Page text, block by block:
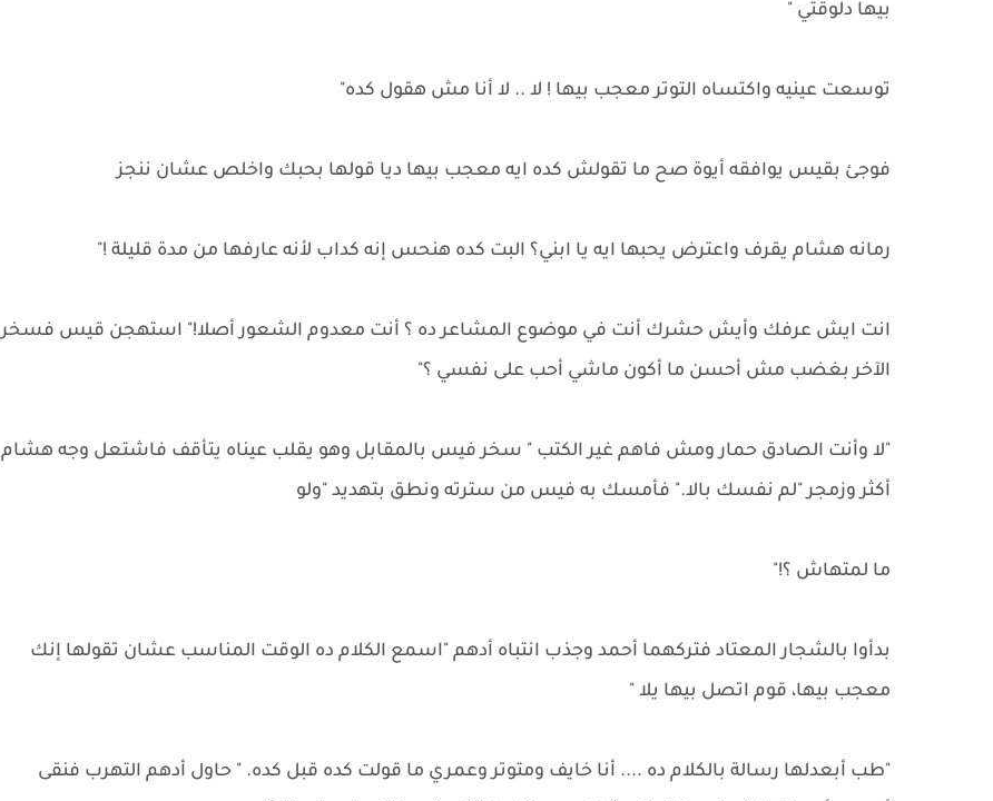
بيها دلوقتي "
توسعت عينيه واكتساه التوتر معجب بيها ! لا .. لا أنا مش هقول كده"
فوجئ بقيس يوافقه أيوة صح ما تقولش كده ايه معجب بيها ديا قولها بحبك واخلص عشان ننجز
رمانه هشام يقرف واعترض يحبها ايه يا ابني؟ البت كده هنحس إنه كداب لأنه عارفها من مدة قليلة !"
انت ايش عرفك وأيش حشرك أنت في موضوع المشاعر ده ؟ أنت معدوم الشعور أصلا!" استهجن قيس فسخر
الآخر بغضب مش أحسن ما أكون ماشي أحب على نفسي ؟"
"لا وأنت الصادق حمار ومش فاهم غير الكتب " سخر فيس بالمقابل وهو يقلب عيناه يتأقف فاشتعل وجه هشام
أكثر وزمجر "لم نفسك بالا." فأمسك به فيس من سترته ونطق بتهديد "ولو
ما لمتهاش ؟!"
بدأوا بالشجار المعتاد فتركهما أحمد وجذب انتباه أدهم "اسمع الكلام ده الوقت المناسب عشان تقولها إنك
معجب بيها، قوم اتصل بيها يلا "
"طب أبعدلها رسالة بالكلام ده .... أنا خايف ومتوتر وعمري ما قولت كده قبل كده. " حاول أدهم التهرب فنقى